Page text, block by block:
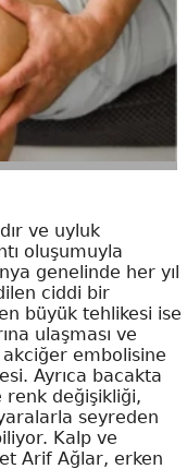
ve uyluk
oluşumuyla
genelinde her yıl
ciddi bir
büyük tehlikesi ise
ulaşması ve
embolisine
Ayrıca bacakta
renk değişikliği,
seyreden
Kalp ve
Arif Ağlar, erken